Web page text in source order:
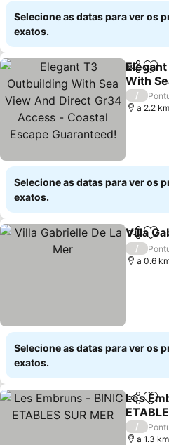
Selecione as datas para ver os
exatos.
Partilhar
With
Gr34
Ver
/
a 2.2
Selecione as datas para ver os
exatos.
Partilhar
Villa
/
a 0.6
Selecione as datas para ver os
exatos.
Partilhar
Les
Ver
/
a 1.3